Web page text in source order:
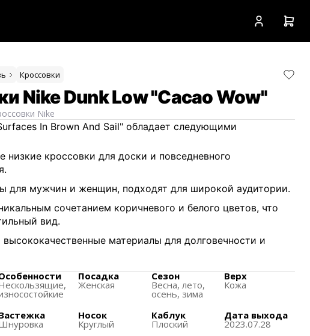
Кроссовки
Nike Dunk Low "Cacao Wow"
Nike
In Brown And Sail" обладает следующими
низкие кроссовки для доски и повседневного
для мужчин и женщин, подходят для широкой аудитории.
сочетанием коричневого и белого цветов, что
вид.
высококачественные материалы для долговечности и
образа жизни, обеспечивая удобство и
ходьбе или катании на скейтборде.
Посадка
Женская
Сезон
Весна, лето,
осень, зима
Верх
Кожа
Носок
Круглый
Каблук
Плоский
Дата выхода
2023.07.28